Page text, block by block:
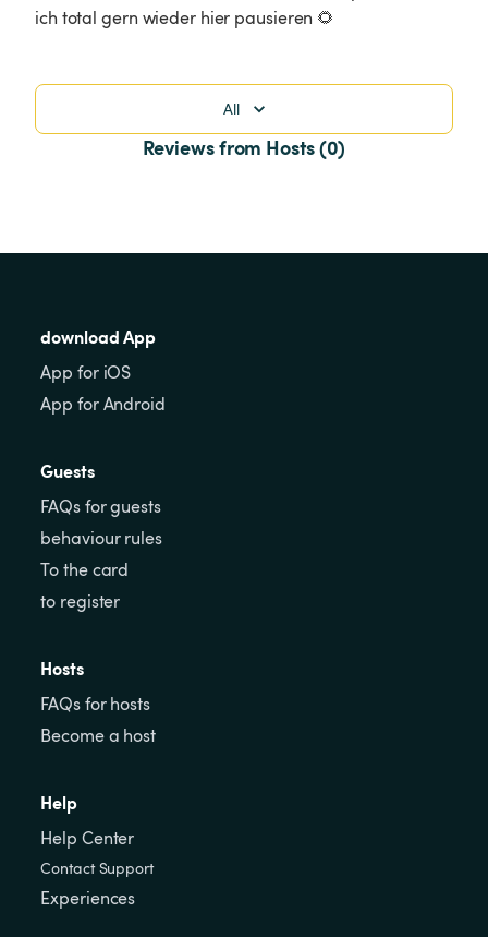
ich total gern wieder hier pausieren 🌻
All
Reviews from Hosts (0)
download App
App for iOS
App for Android
Guests
FAQs for guests
behaviour rules
To the card
to register
Hosts
FAQs for hosts
Become a host
Help
Help Center
Contact Support
Experiences